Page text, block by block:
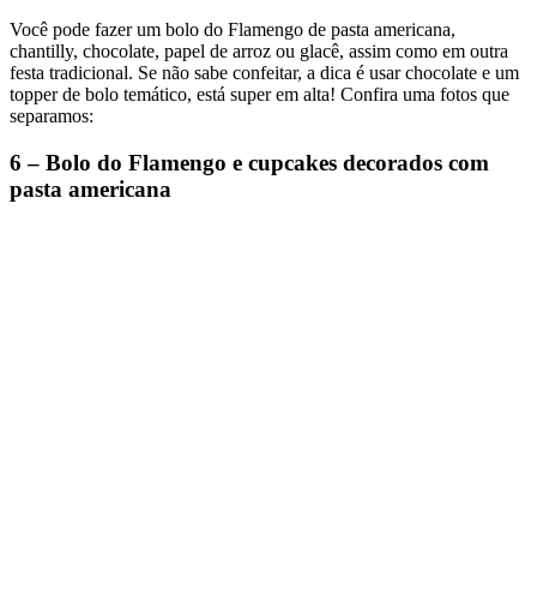
Você pode fazer um bolo do Flamengo de pasta americana,
chantilly, chocolate, papel de arroz ou glacê, assim como em outra
festa tradicional. Se não sabe confeitar, a dica é usar chocolate e um
topper de bolo temático, está super em alta! Confira uma fotos que
separamos:
6 – Bolo do Flamengo e cupcakes decorados com
pasta americana